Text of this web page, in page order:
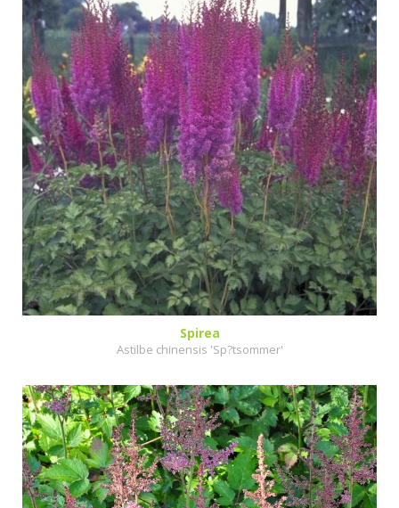
Spirea
Astilbe chinensis 'Sp?tsommer'